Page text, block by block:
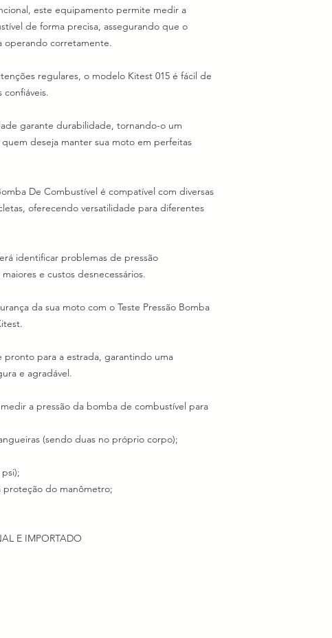
este equipamento permite medir a
de forma precisa, assegurando que o
operando corretamente.
regulares, o modelo Kitest 015 é fácil de
garante durabilidade, tornando-o um
deseja manter sua moto em perfeitas
De Combustível é compatível com diversas
oferecendo versatilidade para diferentes
identificar problemas de pressão
e custos desnecessários.
da sua moto com o Teste Pressão Bomba
pronto para a estrada, garantindo uma
e agradável.
a pressão da bomba de combustível para
(sendo duas no próprio corpo);
proteção do manômetro;
E IMPORTADO